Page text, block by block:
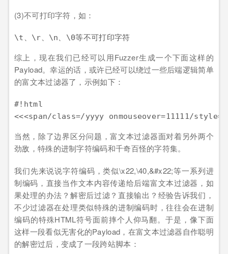
(3)不可打印字符，如：
综上，现在我们已经可以用Fuzzer生成一个下面这样的
Payload。幸运的话，或许已经可以绕过一些后端逻辑简单
的富文本过滤器了，示例如下：
#!html
当然，除了边界区分问题，富文本过滤器面对着另外两个
劲敌，特殊的进制字符编码和千奇百怪的字符集。
我们先来说说字符编码，类似\x22,\40,&#x22;等一系列进
制编码，直接当作文本内容传递给后端富文本过滤器，如
果处理的办法？解密后过滤？直接输出？经验告诉我们，
不少过滤器在处理类似特殊的进制编码时，往往会在进制
编码的特殊HTML符号面前摔个人仰马翻。于是，像下面
这样一段看似无害化的Payload，在富文本过滤器自作聪明
的解密过后，变成了一段跨站脚本：